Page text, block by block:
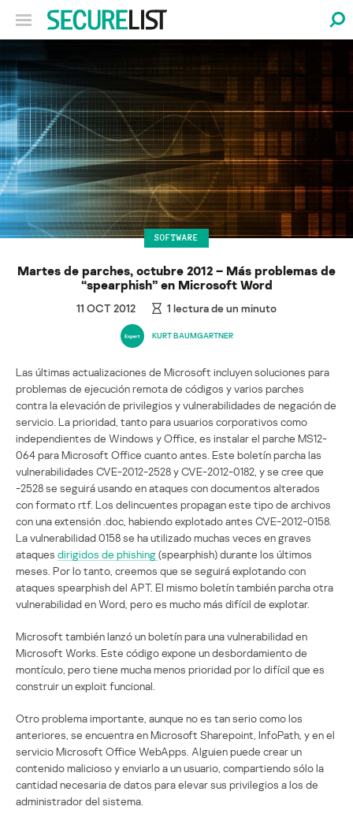
SOFTWARE
Martes de parches, octubre 2012 – Más problemas de
“spearphish” en Microsoft Word
11 OCT 2012 1 lectura de un minuto
KURT BAUMGARTNER
Las últimas actualizaciones de Microsoft incluyen soluciones para
problemas de ejecución remota de códigos y varios parches
contra la elevación de privilegios y vulnerabilidades de negación de
servicio. La prioridad, tanto para usuarios corporativos como
independientes de Windows y Office, es instalar el parche MS12-
064 para Microsoft Office cuanto antes. Este boletín parcha las
vulnerabilidades CVE-2012-2528 y CVE-2012-0182, y se cree que
-2528 se seguirá usando en ataques con documentos alterados
con formato rtf. Los delincuentes propagan este tipo de archivos
con una extensión .doc, habiendo explotado antes CVE-2012-0158.
La vulnerabilidad 0158 se ha utilizado muchas veces en graves
ataques dirigidos de phishing(spearphish) durante los últimos
meses. Por lo tanto, creemos que se seguirá explotando con
ataques spearphish del APT. El mismo boletín también parcha otra
vulnerabilidad en Word, pero es mucho más difícil de explotar.
Microsoft también lanzó un boletín para una vulnerabilidad en
Microsoft Works. Este código expone un desbordamiento de
montículo, pero tiene mucha menos prioridad por lo difícil que es
construir un exploit funcional.
Otro problema importante, aunque no es tan serio como los
anteriores, se encuentra en Microsoft Sharepoint, InfoPath, y en el
servicio Microsoft Office WebApps. Alguien puede crear un
contenido malicioso y enviarlo a un usuario, compartiendo sólo la
cantidad necesaria de datos para elevar sus privilegios a los de
administrador del sistema.